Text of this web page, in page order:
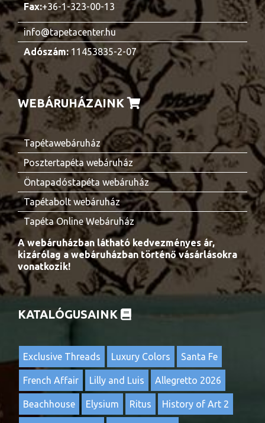
Fax:+36-1-323-00-13
info@tapetacenter.hu
Adószám:11453835-2-07
WEBÁRUHÁZAINK
Tapétawebáruház
Posztertapéta webáruház
Öntapadóstapéta webáruház
Tapétabolt webáruház
Tapéta Online Webáruház
A webáruházban látható kedvezményes ár,
kizárólag a webáruházban történő vásárlásokra
vonatkozik!
KATALÓGUSAINK
Exclusive Threads Luxury Colors Santa Fe
French Affair Lilly and Luis Allegretto 2026
Beachhouse Elysium Ritus History of Art 2